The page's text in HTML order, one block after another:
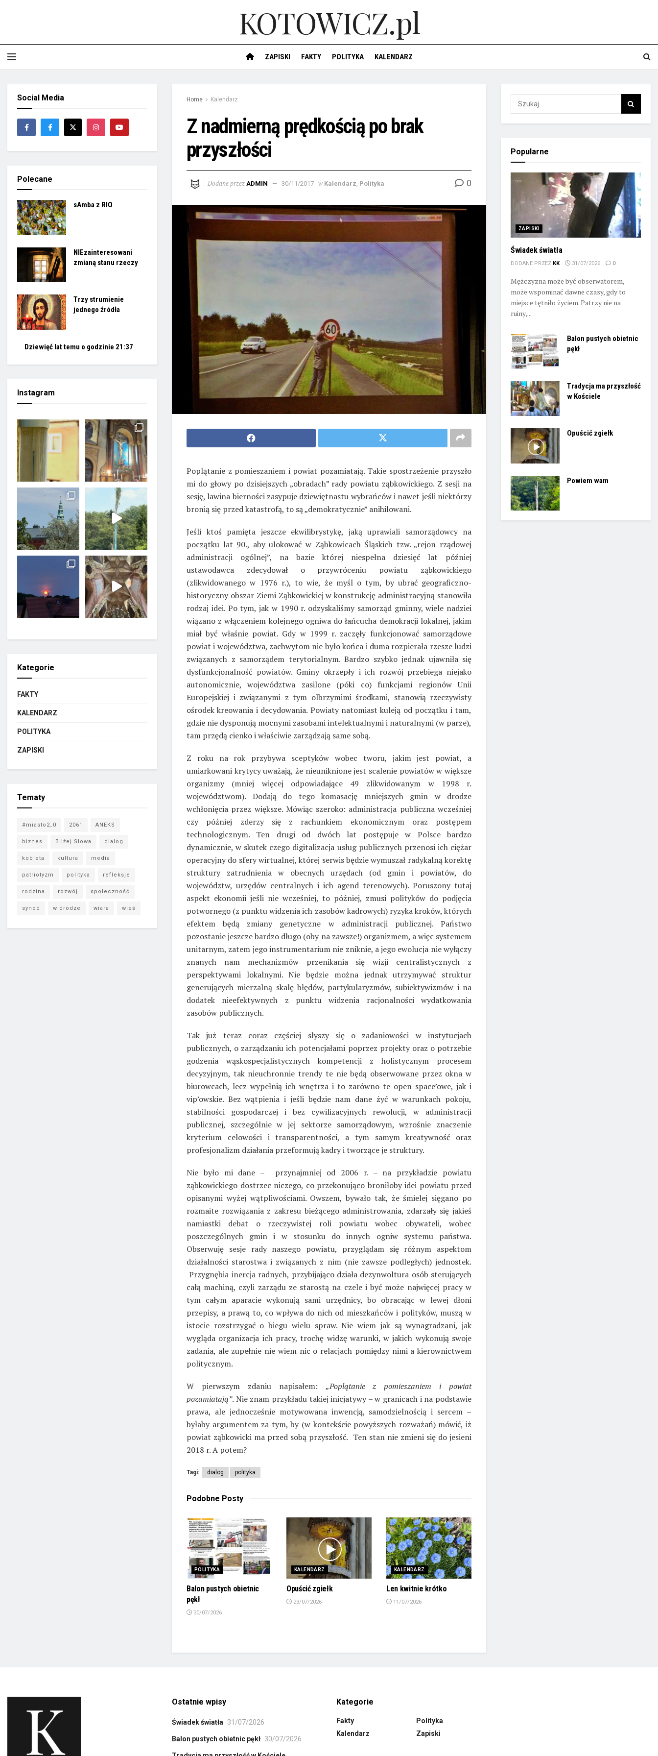
KOTOWICZ.pl
ZAPISKI FAKTY POLITYKA KALENDARZ
Home Kalendarz
Z nadmierną prędkością po brak
przyszłości
Dodane przez ADMIN 30/11/2017 w Kalendarz Polityka 0
Poplątanie z pomieszaniem i powiat pozamiatają. Takie spostrzeżenie przyszło
mi do głowy po dzisiejszych „obradach” rady powiatu ząbkowickiego. Z sesji na
sesję, lawina bierności zasypuje dziewiętnastu wybrańców i nawet jeśli niektórzy
bronią się przed katastrofą, to są „demokratycznie” anihilowani.
Jeśli ktoś pamięta jeszcze ekwilibrystykę, jaką uprawiali samorządowcy na
początku lat 90., aby ulokować w Ząbkowicach Śląskich tzw. „rejon rządowej
administracji ogólnej”, na bazie której niespełna dziesięć lat później
ustawodawca zdecydował o przywróceniu powiatu ząbkowickiego
(zlikwidowanego w 1976 r.), to wie, że myśl o tym, by ubrać geograficzno-
historyczny obszar Ziemi Ząbkowickiej w konstrukcję administracyjną stanowiła
rodzaj idei. Po tym, jak w 1990 r. odzyskaliśmy samorząd gminny, wiele nadziei
wiązano z włączeniem kolejnego ogniwa do łańcucha demokracji lokalnej, jakim
miał być właśnie powiat. Gdy w 1999 r. zaczęły funkcjonować samorządowe
powiat i województwa, zachwytom nie było końca i duma rozpierała rzesze ludzi
związanych z samorządem terytorialnym. Bardzo szybko jednak ujawniła się
dysfunkcjonalność powiatów. Gminy okrzepły i ich rozwój przebiega niejako
autonomicznie, województwa zasilone (póki co) funkcjami regionów Unii
Europejskiej i związanymi z tym olbrzymimi środkami, stanowią rzeczywisty
ośrodek kreowania i decydowania. Powiaty natomiast kuleją od początku i tam,
gdzie nie dysponują mocnymi zasobami intelektualnymi i naturalnymi (w parze),
tam przędą cienko i właściwie zarządzają same sobą.
Z roku na rok przybywa sceptyków wobec tworu, jakim jest powiat, a
umiarkowani krytycy uważają, że nieuniknione jest scalenie powiatów w większe
organizmy (mniej więcej odpowiadające 49 zlikwidowanym w 1998 r.
województwom). Dodają do tego komasację mniejszych gmin w drodze
wchłonięcia przez większe. Mówiąc szeroko: administracja publiczna wcześniej
czy później zderzy się z rachunkiem ekonomicznym oraz postępem
technologicznym. Ten drugi od dwóch lat postępuje w Polsce bardzo
dynamicznie, w skutek czego digitalizacja usług publicznych przenosi ich ciężar
operacyjny do sfery wirtualnej, której serwis będzie wymuszał radykalną korektę
struktury zatrudnienia w obecnych urzędach (od gmin i powiatów, do
województw, urzędów centralnych i ich agend terenowych). Poruszony tutaj
aspekt ekonomii jeśli nie wcześniej, to później, zmusi polityków do podjęcia
potwornego (z punktu widzenia ich zasobów kadrowych) ryzyka kroków, których
efektem będą zmiany genetyczne w administracji publicznej. Państwo
pozostanie jeszcze bardzo długo (oby na zawsze!) organizmem, a więc systemem
unitarnym, zatem jego instrumentarium nie zniknie, a jego ewolucja nie wyłączy
znanych nam mechanizmów przenikania się wizji centralistycznych z
perspektywami lokalnymi. Nie będzie można jednak utrzymywać struktur
generujących mierzalną skalę błędów, partykularyzmów, subiektywizmów i na
dodatek nieefektywnych z punktu widzenia racjonalności wydatkowania
zasobów publicznych.
Tak już teraz coraz częściej słyszy się o zadaniowości w instytucjach
publicznych, o zarządzaniu ich potencjałami poprzez projekty oraz o potrzebie
godzenia wąskospecjalistycznych kompetencji z holistycznym procesem
decyzyjnym, tak nieuchronnie trendy te nie będą obserwowane przez okna w
biurowcach, lecz wypełnią ich wnętrza i to zarówno te open-space’owe, jak i
vip’owskie. Bez wątpienia i jeśli będzie nam dane żyć w warunkach pokoju,
stabilności gospodarczej i bez cywilizacyjnych rewolucji, w administracji
publicznej, szczególnie w jej sektorze samorządowym, wzrośnie znaczenie
kryterium celowości i transparentności, a tym samym kreatywność oraz
profesjonalizm działania przeformują kadry i tworzące je struktury.
Nie było mi dane – przynajmniej od 2006 r. – na przykładzie powiatu
ząbkowickiego dostrzec niczego, co przekonująco broniłoby idei powiatu przed
opisanymi wyżej wątpliwościami. Owszem, bywało tak, że śmielej sięgano po
rozmaite rozwiązania z zakresu bieżącego administrowania, zdarzały się jakieś
namiastki debat o rzeczywistej roli powiatu wobec obywateli, wobec
poszczególnych gmin i w stosunku do innych ogniw systemu państwa.
Obserwuję sesje rady naszego powiatu, przyglądam się różnym aspektom
działalności starostwa i związanych z nim (nie zawsze podległych) jednostek.
Przygnębia inercja radnych, przybijająco działa dezynwoltura osób sterujących
całą machiną, czyli zarządu ze starostą na czele i być może najwięcej pracy w
tym całym aparacie wykonują sami urzędnicy, bo obracając w lewej dłoni
przepisy, a prawą to, co wpływa do nich od mieszkańców i polityków, muszą w
istocie rozstrzygać o biegu wielu spraw. Nie wiem jak są wynagradzani, jak
wygląda organizacja ich pracy, trochę widzę warunki, w jakich wykonują swoje
zadania, ale zupełnie nie wiem nic o relacjach pomiędzy nimi a kierownictwem
politycznym.
W pierwszym zdaniu napisałem: „Poplątanie z pomieszaniem i powiat
pozamiatają”. Nie znam przykładu takiej inicjatywy – w granicach i na podstawie
prawa, ale jednocześnie motywowana inwencją, samodzielnością i sercem –
byłaby argumentem za tym, by (w kontekście powyższych rozważań) mówić, iż
powiat ząbkowicki ma przed sobą przyszłość. Ten stan nie zmieni się do jesieni
2018 r. A potem?
Tagi: dialog polityka
Podobne Posty
POLITYKA
Balon pustych obietnic
pękł
30/07/2026
KALENDARZ
Opuścić zgiełk
23/07/2026
KALENDARZ
Len kwitnie krótko
11/07/2026
Social Media
Polecane
sAmba z RIO
NIEzainteresowani
zmianą stanu rzeczy
Trzy strumienie
jednego źródła
Dziewięć lat temu o godzinie 21:37
Instagram
Kategorie
FAKTY
KALENDARZ
POLITYKA
ZAPISKI
Tematy
#miasto2_0 2061 ANEKS
biznes Bliżej Słowa dialog
kobieta kultura media
patriotyzm polityka refleksje
rodzina rozwój społeczność
synod w drodze wiara wieś
Popularne
ZAPISKI
Świadek światła
DODANE PRZEZ KK 31/07/2026 0
Mężczyzna może być obserwatorem,
może wspominać dawne czasy, gdy to
miejsce tętniło życiem. Patrzy nie na
ruiny,...
Balon pustych obietnic
pękł
Tradycja ma przyszłość
w Kościele
Opuścić zgiełk
Powiem wam
Ostatnie wpisy
Świadek światła 31/07/2026
Balon pustych obietnic pękł 30/07/2026
Kategorie
Fakty
Kalendarz
Polityka
Zapiski